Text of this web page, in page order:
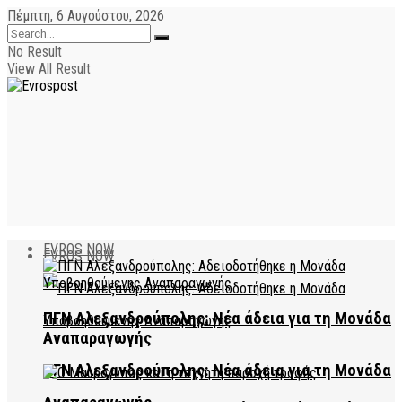
Πέμπτη, 6 Αυγούστου, 2026
No Result
View All Result
EVROS NOW
ΠΓΝ Αλεξανδρούπολης: Νέα άδεια για τη Μονάδα
EVROS NOW
ΠΓΝ Αλεξανδρούπολης: Νέα άδεια για τη Μονάδα
Αναπαραγωγής